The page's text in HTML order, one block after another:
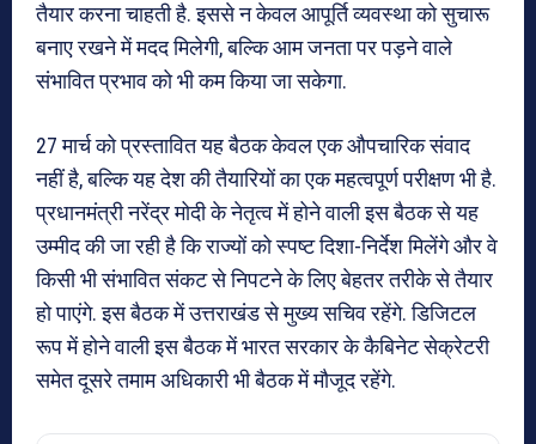
तैयार करना चाहती है. इससे न केवल आपूर्ति व्यवस्था को सुचारू
बनाए रखने में मदद मिलेगी, बल्कि आम जनता पर पड़ने वाले
संभावित प्रभाव को भी कम किया जा सकेगा.
27 मार्च को प्रस्तावित यह बैठक केवल एक औपचारिक संवाद
नहीं है, बल्कि यह देश की तैयारियों का एक महत्वपूर्ण परीक्षण भी है.
प्रधानमंत्री नरेंद्र मोदी के नेतृत्व में होने वाली इस बैठक से यह
उम्मीद की जा रही है कि राज्यों को स्पष्ट दिशा-निर्देश मिलेंगे और वे
किसी भी संभावित संकट से निपटने के लिए बेहतर तरीके से तैयार
हो पाएंगे. इस बैठक में उत्तराखंड से मुख्य सचिव रहेंगे. डिजिटल
रूप में होने वाली इस बैठक में भारत सरकार के कैबिनेट सेक्रेटरी
समेत दूसरे तमाम अधिकारी भी बैठक में मौजूद रहेंगे.